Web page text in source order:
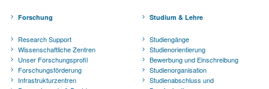
Forschung
Research Support
Wissenschaftliche Zentren
Unser Forschungsprofil
Forschungsförderung
Infrastrukturzentren
Studium & Lehre
Studiengänge
Studienorientierung
Bewerbung und Einschreibung
Studienorganisation
Studienabschluss und